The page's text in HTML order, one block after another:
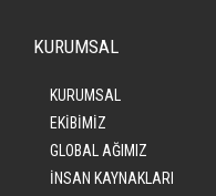
KURUMSAL
KURUMSAL
EKİBİMİZ
GLOBAL AĞIMIZ
İNSAN KAYNAKLARI